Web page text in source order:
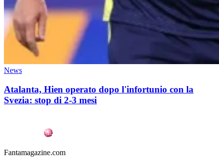
News
Atalanta, Hien operato dopo l'infortunio con la
Svezia: stop di 2-3 mesi
Fantamagazine.com